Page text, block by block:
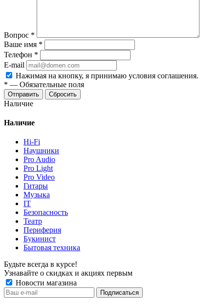
Вопрос *
Ваше имя *
Телефон *
E-mail
Нажимая на кнопку, я принимаю условия соглашения.
* — Обязательные поля
Отправить Сбросить
Наличие
Наличие
Hi-Fi
Наушники
Pro Audio
Pro Light
Pro Video
Гитары
Музыка
IT
Безопасность
Театр
Периферия
Букинист
Бытовая техника
Будьте всегда в курсе!
Узнавайте о скидках и акциях первым
Новости магазина